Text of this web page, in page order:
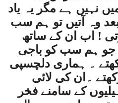
نہیں ہے مگر یہ یاد
وہ آتیں تو ہم سب
! اب ان کے ساتھ
جو ہم سب کو باجی
۔ ہماری دلچسپی
۔ان کی لائی
کے سامنے فخر